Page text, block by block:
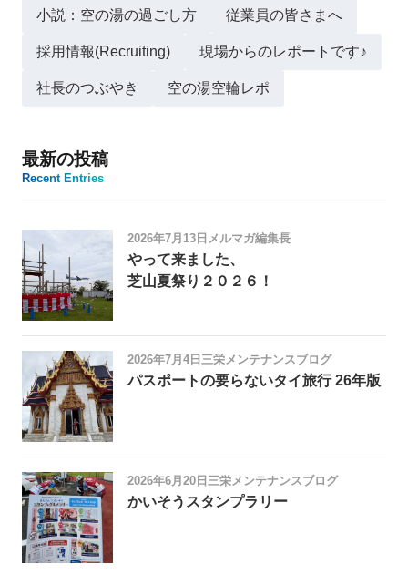
小説：空の湯の過ごし方 従業員の皆さまへ
採用情報(Recruiting) 現場からのレポートです♪
社長のつぶやき 空の湯空輪レポ
最新の投稿
Recent Entries
2026年7月13日 メルマガ編集長
やって来ました、
芝山夏祭り２０２６！
2026年7月4日 三栄メンテナンスブログ
パスポートの要らないタイ旅行 26年版
2026年6月20日 三栄メンテナンスブログ
かいそうスタンプラリー